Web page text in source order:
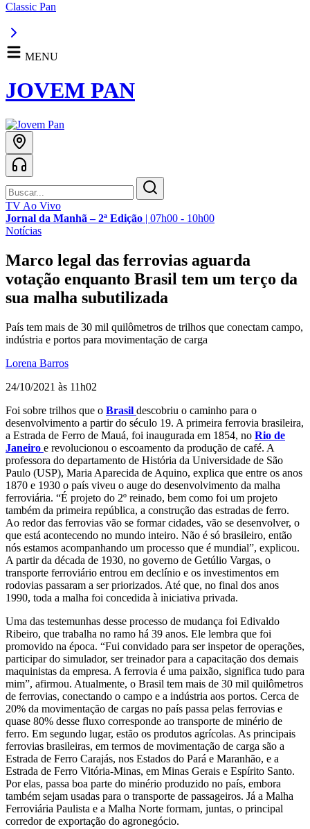
Classic Pan
MENU
JOVEM PAN
TV Ao Vivo
Jornal da Manhã – 2ª Edição | 07h00 - 10h00
Notícias
Marco legal das ferrovias aguarda
votação enquanto Brasil tem um terço da
sua malha subutilizada
País tem mais de 30 mil quilômetros de trilhos que conectam campo,
indústria e portos para movimentação de carga
Lorena Barros
24/10/2021 às 11h02
Foi sobre trilhos que o Brasil descobriu o caminho para o
desenvolvimento a partir do século 19. A primeira ferrovia brasileira,
a Estrada de Ferro de Mauá, foi inaugurada em 1854, no Rio de
Janeiro e revolucionou o escoamento da produção de café. A
professora do departamento de História da Universidade de São
Paulo (USP), Maria Aparecida de Aquino, explica que entre os anos
1870 e 1930 o país viveu o auge do desenvolvimento da malha
ferroviária. “É projeto do 2º reinado, bem como foi um projeto
também da primeira república, a construção das estradas de ferro.
Ao redor das ferrovias vão se formar cidades, vão se desenvolver, o
que está acontecendo no mundo inteiro. Não é só brasileiro, então
nós estamos acompanhando um processo que é mundial”, explicou.
A partir da década de 1930, no governo de Getúlio Vargas, o
transporte ferroviário entrou em declínio e os investimentos em
rodovias passaram a ser priorizados. Até que, no final dos anos
1990, toda a malha foi concedida à iniciativa privada.
Uma das testemunhas desse processo de mudança foi Edivaldo
Ribeiro, que trabalha no ramo há 39 anos. Ele lembra que foi
promovido na época. “Fui convidado para ser inspetor de operações,
participar do simulador, ser treinador para a capacitação dos demais
maquinistas da empresa. A ferrovia é uma paixão, significa tudo para
mim”, afirmou. Atualmente, o Brasil tem mais de 30 mil quilômetros
de ferrovias, conectando o campo e a indústria aos portos. Cerca de
20% da movimentação de cargas no país passa pelas ferrovias e
quase 80% desse fluxo corresponde ao transporte de minério de
ferro. Em segundo lugar, estão os produtos agrícolas. As principais
ferrovias brasileiras, em termos de movimentação de carga são a
Estrada de Ferro Carajás, nos Estados do Pará e Maranhão, e a
Estrada de Ferro Vitória-Minas, em Minas Gerais e Espírito Santo.
Por elas, passa boa parte do minério produzido no país, embora
também sejam usadas para o transporte de passageiros. Já a Malha
Ferroviária Paulista e a Malha Norte formam, juntas, o principal
corredor de exportação do agronegócio.